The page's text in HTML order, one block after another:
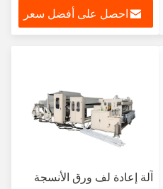
احصل على أفضل سعر
آلة إعادة لف ورق الأنسجة